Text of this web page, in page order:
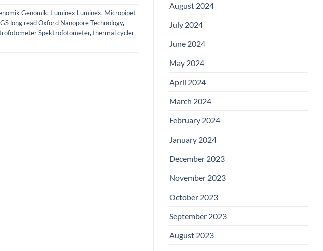
Genomik, Luminex Luminex, Micropipet
long read Oxford Nanopore Technology,
Spektrofotometer, thermal cycler
August 2024
July 2024
June 2024
May 2024
April 2024
March 2024
February 2024
January 2024
December 2023
November 2023
October 2023
September 2023
August 2023